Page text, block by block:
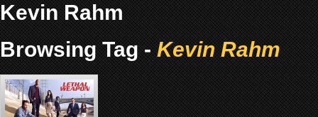
Kevin Rahm
Browsing Tag -Kevin Rahm